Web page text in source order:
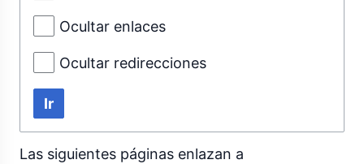
Ocultar enlaces
Ocultar redirecciones
Ir
Las siguientes páginas enlazan a